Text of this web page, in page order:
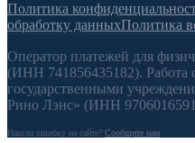
Политика
обработку данныхПолитика
Оператор платежей для
(ИНН 741856435182).
государственными
Рино Лэнс» (ИНН
Нашли ошибку на сайте? Сообщите нам